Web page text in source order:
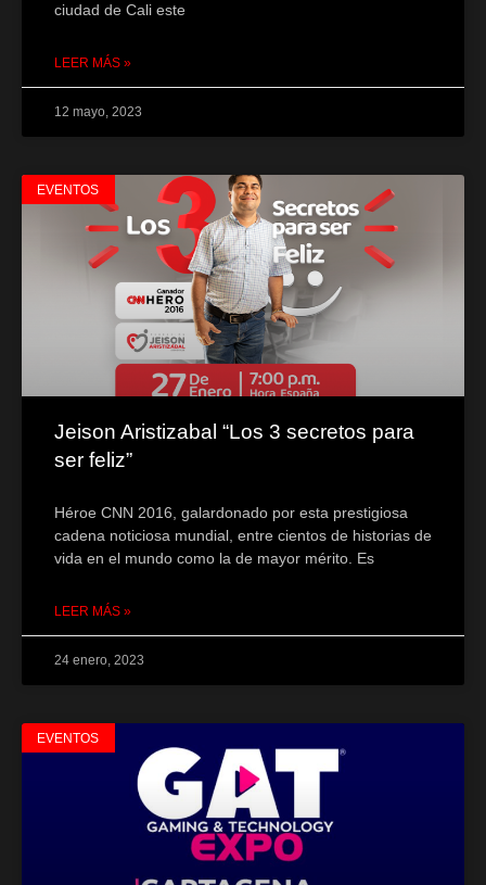
ciudad de Cali este
LEER MÁS »
12 mayo, 2023
EVENTOS
Jeison Aristizabal “Los 3 secretos para
ser feliz”
Héroe CNN 2016, galardonado por esta prestigiosa
cadena noticiosa mundial, entre cientos de historias de
vida en el mundo como la de mayor mérito. Es
LEER MÁS »
24 enero, 2023
EVENTOS